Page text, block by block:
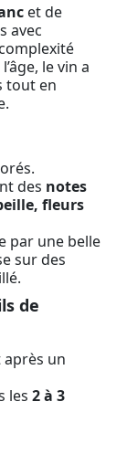
et de
avec
le vin a
tout en
des notes
fleurs
par une belle
sur des
de
après un
les 2 à 3